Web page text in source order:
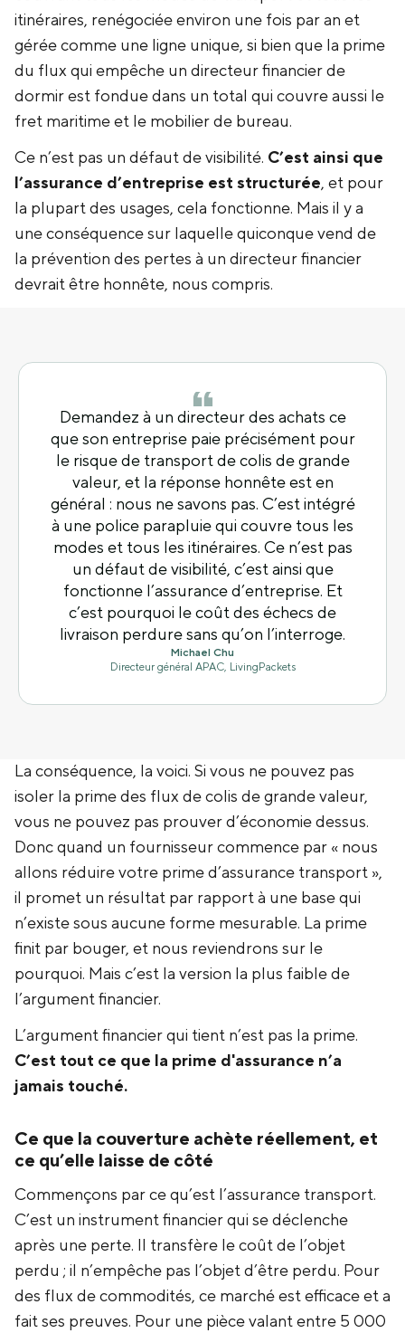
itinéraires, renégociée environ une fois par an et
gérée comme une ligne unique, si bien que la prime
du flux qui empêche un directeur financier de
dormir est fondue dans un total qui couvre aussi le
fret maritime et le mobilier de bureau.
Ce n’est pas un défaut de visibilité. C’est ainsi que
l’assurance d’entreprise est structurée, et pour
la plupart des usages, cela fonctionne. Mais il y a
une conséquence sur laquelle quiconque vend de
la prévention des pertes à un directeur financier
devrait être honnête, nous compris.
Demandez à un directeur des achats ce
que son entreprise paie précisément pour
le risque de transport de colis de grande
valeur, et la réponse honnête est en
général : nous ne savons pas. C’est intégré
à une police parapluie qui couvre tous les
modes et tous les itinéraires. Ce n’est pas
un défaut de visibilité, c’est ainsi que
fonctionne l’assurance d’entreprise. Et
c’est pourquoi le coût des échecs de
livraison perdure sans qu’on l’interroge.
Michael Chu
Directeur général APAC, LivingPackets
La conséquence, la voici. Si vous ne pouvez pas
isoler la prime des flux de colis de grande valeur,
vous ne pouvez pas prouver d’économie dessus.
Donc quand un fournisseur commence par « nous
allons réduire votre prime d’assurance transport »,
il promet un résultat par rapport à une base qui
n’existe sous aucune forme mesurable. La prime
finit par bouger, et nous reviendrons sur le
pourquoi. Mais c’est la version la plus faible de
l’argument financier.
L’argument financier qui tient n’est pas la prime.
C’est tout ce que la prime d'assurance n’a
jamais touché.
Ce que la couverture achète réellement, et
ce qu’elle laisse de côté
Commençons par ce qu’est l’assurance transport.
C’est un instrument financier qui se déclenche
après une perte. Il transfère le coût de l’objet
perdu ; il n’empêche pas l’objet d’être perdu. Pour
des flux de commodités, ce marché est efficace et a
fait ses preuves. Pour une pièce valant entre 5 000